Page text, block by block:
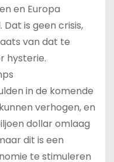
en Europa
is geen crisis,
van dat te
hysterie.
in de komende
verhogen, en
dollar omlaag
dit is een
te stimuleren